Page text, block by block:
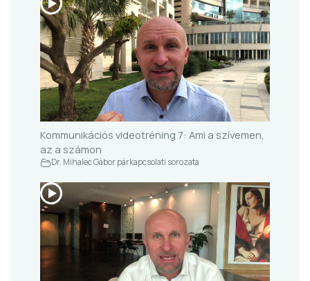
Kommunikációs videotréning 7: Ami a szívemen,
az a számon
Dr. Mihalec Gábor párkapcsolati sorozata